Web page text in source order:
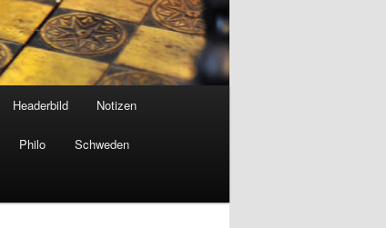
Headerbild Notizen
Philo Schweden